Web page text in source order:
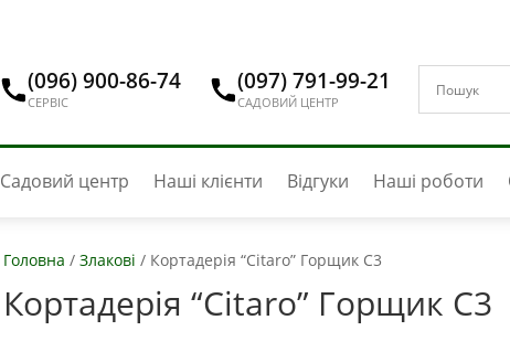
(096) 900-86-74
СЕРВІС
(097) 791-99-21
САДОВИЙ ЦЕНТР
Садовий центр Наші клієнти Відгуки Наші роботи
Головна / Злакові / Кортадерія “Citaro” Горщик С3
Кортадерія “Citaro” Горщик С3